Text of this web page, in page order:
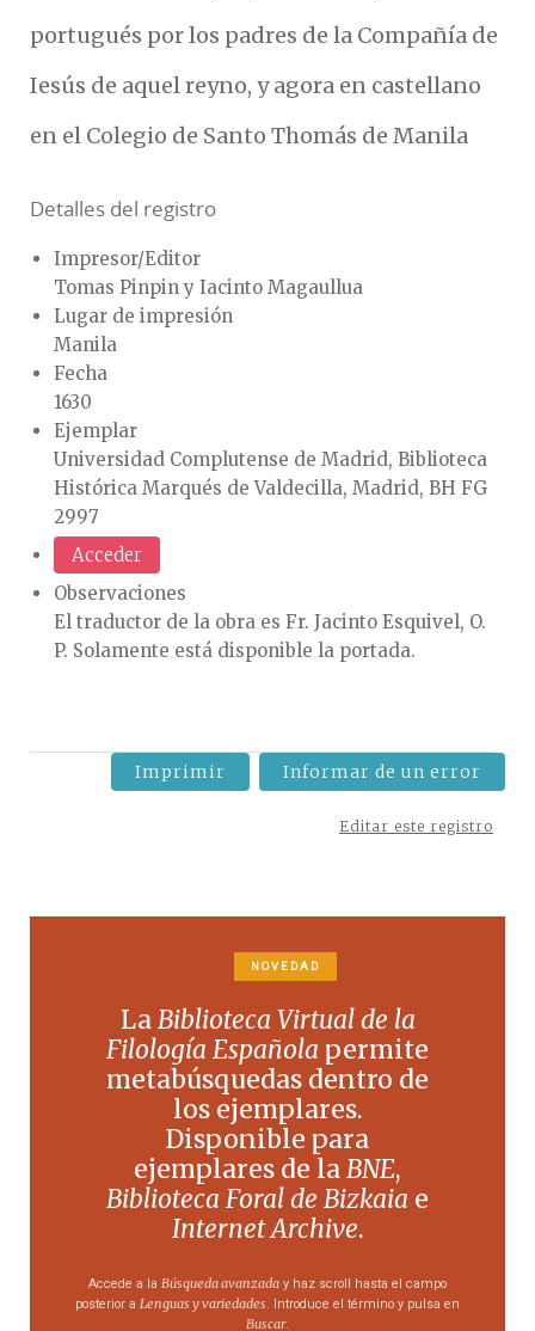
portugués por los padres de la Compañía de
Iesús de aquel reyno, y agora en castellano
en el Colegio de Santo Thomás de Manila
Detalles del registro
Impresor/Editor
Tomas Pinpin y Iacinto Magaullua
Lugar de impresión
Manila
Fecha
1630
Ejemplar
Universidad Complutense de Madrid, Biblioteca
Histórica Marqués de Valdecilla, Madrid, BH FG
2997
Acceder
Observaciones
El traductor de la obra es Fr. Jacinto Esquivel, O.
P. Solamente está disponible la portada.
Imprimir Informar de un error
Editar este registro
NOVEDAD
LaBiblioteca Virtual de la
Filología Española permite
metabúsquedas dentro de
los ejemplares.
Disponible para
ejemplares de laBNE,
Biblioteca Foral de Bizkaia e
Internet Archive.
Accede a la Búsqueda avanzada y haz scroll hasta el campo
posterior a Lenguas y variedades . Introduce el término y pulsa en
Buscar.